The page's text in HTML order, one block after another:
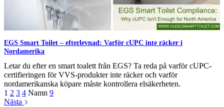
EGS Smart Toilet – efterlevnad: Varför cUPC inte räcker i
Nordamerika
Letar du efter en smart toalett från EGS? Ta reda på varför cUPC-
certifieringen för VVS-produkter inte räcker och varför
nordamerikanska köpare måste kontrollera elsäkerheten.
1 2 3 4 Namn 9
Nästa